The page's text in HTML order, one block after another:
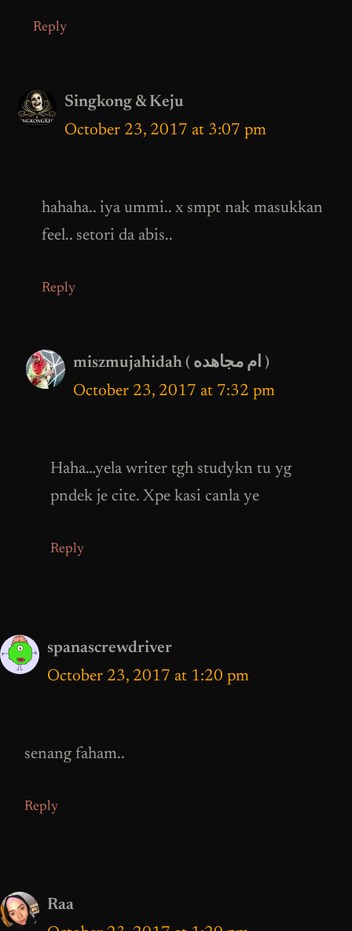
Reply
Singkong & Keju
October 23, 2017 at 3:07 pm
hahaha.. iya ummi.. x smpt nak masukkan
feel.. setori da abis..
Reply
miszmujahidah ( ام مجاهده )
October 23, 2017 at 7:32 pm
Haha…yela writer tgh studykn tu yg
pndek je cite. Xpe kasi canla ye
Reply
spanascrewdriver
October 23, 2017 at 1:20 pm
senang faham..
Reply
Raa